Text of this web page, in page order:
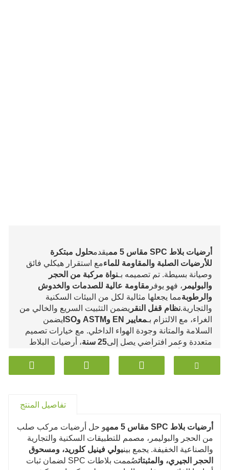
أرضيات بلاط SPC مقاس 5 مم يقدمحلول مبتكرة
للأرضيات الصلبة والمقاومة للماءمع استقرار هيكلي فائق
وصيانة بسيطة. تم تصميمه بـنواة مركبة من الحجر
والبوليمر ، فهو يوفر مقاومة عالية للصدمات والخدوش
والرطوبةمما يجعلها مثالية لكل من البيئات السكنية
والتجارية.نظام قفل النقر يضمن التثبيت السريع والخالي من
الغراء، مع الالتزام بـمعايير EN وASTM وISO
يضمن
السلامة والمتانة وجودة الهواء الداخلي. مع خيارات تصميم
متعددة وعمر افتراضي يصل إلى25 سنة
، أرضيات البلاط
والمستدامة وعالية الأداء
مناسبة للمشاريع المعمارية
الحديثة.
تفاصيل المنتج
أرضيات بلاط SPC مقاس 5 مم
هو حل أرضيات مركب صلب
من الحجر والبوليمر، مصمم للتطبيقات السكنية والتجارية
والصناعية الخفيفة. يجمع بينبولي فينيل كلوريد، ومسحوق
الحجر الجيري، والمثبتات
صُممت بلاطات SPC لضمان ثبات